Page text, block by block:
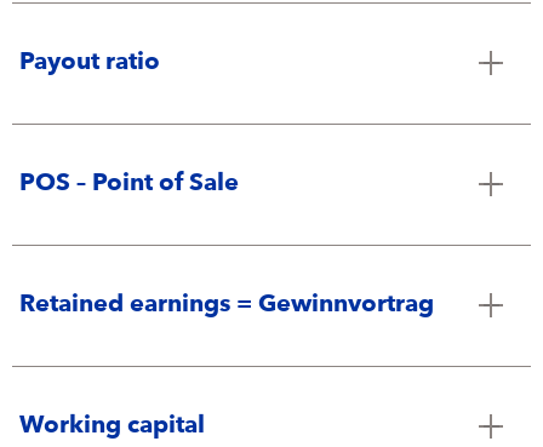
Payout ratio
POS – Point of Sale
Retained earnings = Gewinnvortrag
Working capital